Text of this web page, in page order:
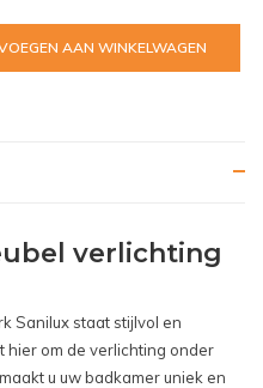
AAN WINKELWAGEN
verlichting
Sanilux staat stijlvol en
hier om de verlichting onder
u uw badkamer uniek en